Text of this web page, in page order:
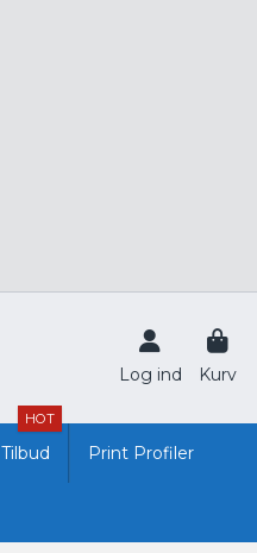
Log ind Kurv
Tilbud
HOT
Print Profiler